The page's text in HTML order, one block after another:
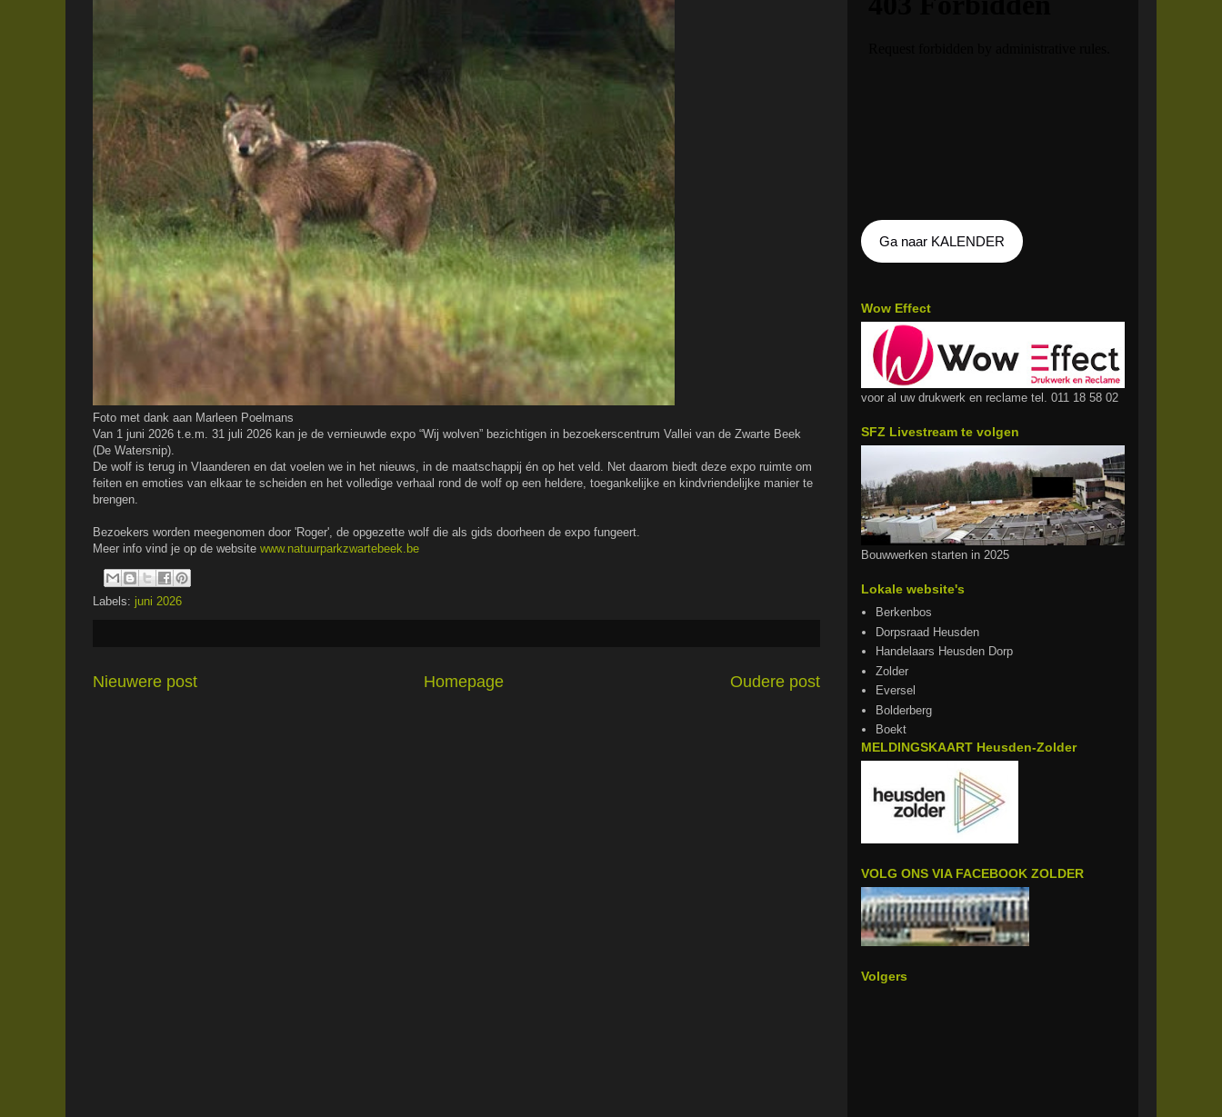
Foto met dank aan Marleen Poelmans
Van 1 juni 2026 t.e.m. 31 juli 2026 kan je de vernieuwde expo “Wij wolven” bezichtigen in bezoekerscentrum Vallei van de Zwarte Beek
(De Watersnip).
De wolf is terug in Vlaanderen en dat voelen we in het nieuws, in de maatschappij én op het veld. Net daarom biedt deze expo ruimte om
feiten en emoties van elkaar te scheiden en het volledige verhaal rond de wolf op een heldere, toegankelijke en kindvriendelijke manier te
brengen.
Bezoekers worden meegenomen door 'Roger', de opgezette wolf die als gids doorheen de expo fungeert.
Meer info vind je op de website www.natuurparkzwartebeek.be
Labels: juni 2026
Nieuwere post Oudere post
Homepage
Ga naar KALENDER
Wow Effect
voor al uw drukwerk en reclame tel. 011 18 58 02
SFZ Livestream te volgen
Bouwwerken starten in 2025
Lokale website's
Berkenbos
Dorpsraad Heusden
Handelaars Heusden Dorp
Zolder
Eversel
Bolderberg
Boekt
MELDINGSKAART Heusden-Zolder
VOLG ONS VIA FACEBOOK ZOLDER
Volgers